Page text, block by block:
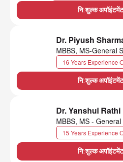
नि:शुल्क
Dr. Piyush
MBBS, MS-General
16 Years Experience
नि:शुल्क
Dr. Yanshul Rathi
MBBS, MS -
15 Years Experience
नि:शुल्क